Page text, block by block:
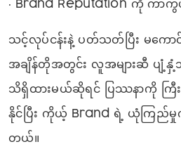
• Brand Reputation ကို ကာ
သင့်လုပ်ငန်းနဲ့ ပတ်သတ်ပြီး မကေ
အချိန်တိုအတွင်း လူအများဆီ ပျံ့နှံ့
သိရှိထားမယ်ဆိုရင် ပြဿနာကို ကြီးမ
နိုင်ပြီး ကိုယ့် Brand ရဲ့ ယုံကြည်မှု
တယ်။